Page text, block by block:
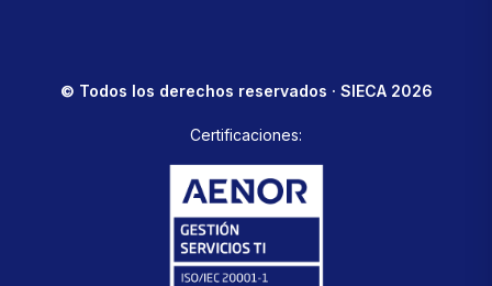
© Todos los derechos reservados · SIECA 2026
Certificaciones: